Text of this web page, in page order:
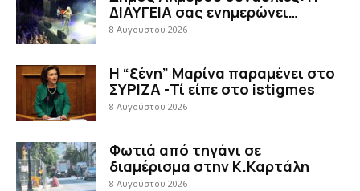
ΔΙΑΥΓΕΙΑ σας ενημερώνει…
8 Αυγούστου 2026
Η “ξένη” Μαρίνα παραμένει στο
ΣΥΡΙΖΑ -Τί είπε στο istigmes
8 Αυγούστου 2026
Φωτιά από τηγάνι σε
διαμέρισμα στην Κ.Καρτάλη
8 Αυγούστου 2026